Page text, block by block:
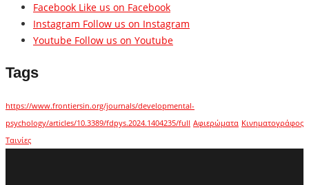
Facebook Like us on Facebook
Instagram Follow us on Instagram
Youtube Follow us on Youtube
Tags
https://www.frontiersin.org/journals/developmental-
psychology/articles/10.3389/fdpys.2024.1404235/full Αφιερώματα Κινηματογράφος
Ταινίες